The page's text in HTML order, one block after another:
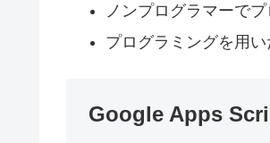
ノンプログラマーで
プログラミングを用
Google Apps